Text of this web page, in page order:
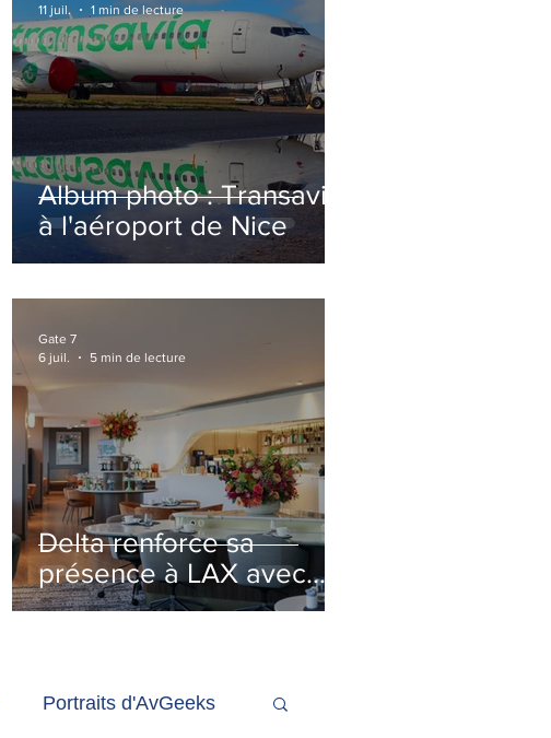
Album photo : Transavia
à l'aéroport de Nice
11 juil.
1 min de lecture
Delta renforce sa
présence à LAX avec
l'ouverture de la
Gate 7
6 juil.
5 min de lecture
Portraits d'AvGeeks